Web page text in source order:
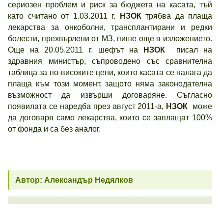
сериозен проблем и риск за бюджета на касата, тъй
като считано от 1.03.2011 г.
НЗОК трябва да плаща
лекарства за онкоболни, трансплантирани и редки
болести, прехвърлени от МЗ, пише още в изложението.
Още на 20.05.2011 г. шефът на
НЗОК
писал на
здравния министър, съпроводено със сравнителна
таблица за по-високите цени, които касата се налага да
плаща към този момент, защото няма законодателна
възможност да извърши договаряне. Съгласно
появилата се наредба през август 2011-а, НЗОК
може
да договаря само лекарства, които се заплащат 100%
от фонда и са без аналог.
Автор: Александър Недялков